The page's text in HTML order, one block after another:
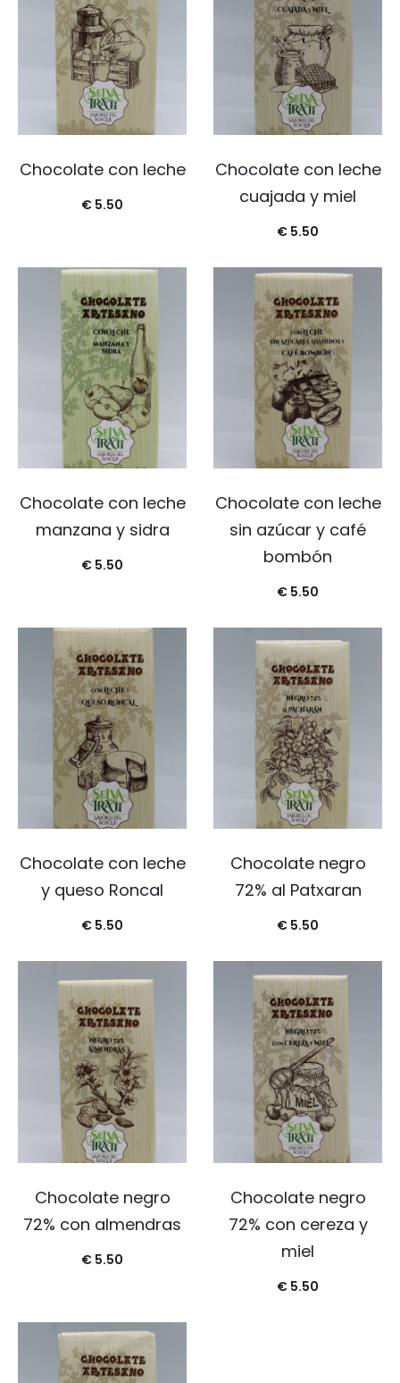
Chocolate con leche
€ 5.50
Chocolate con leche
cuajada y miel
€ 5.50
Chocolate con leche
manzana y sidra
€ 5.50
Chocolate con leche
sin azúcar y café
bombón
€ 5.50
Chocolate con leche
y queso Roncal
€ 5.50
Chocolate negro
72% al Patxaran
€ 5.50
Chocolate negro
72% con almendras
€ 5.50
Chocolate negro
72% con cereza y
miel
€ 5.50